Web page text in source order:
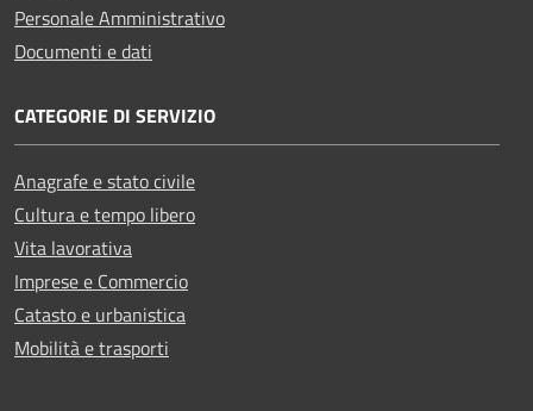
Personale Amministrativo
Documenti e dati
CATEGORIE DI SERVIZIO
Anagrafe e stato civile
Cultura e tempo libero
Vita lavorativa
Imprese e Commercio
Catasto e urbanistica
Mobilità e trasporti